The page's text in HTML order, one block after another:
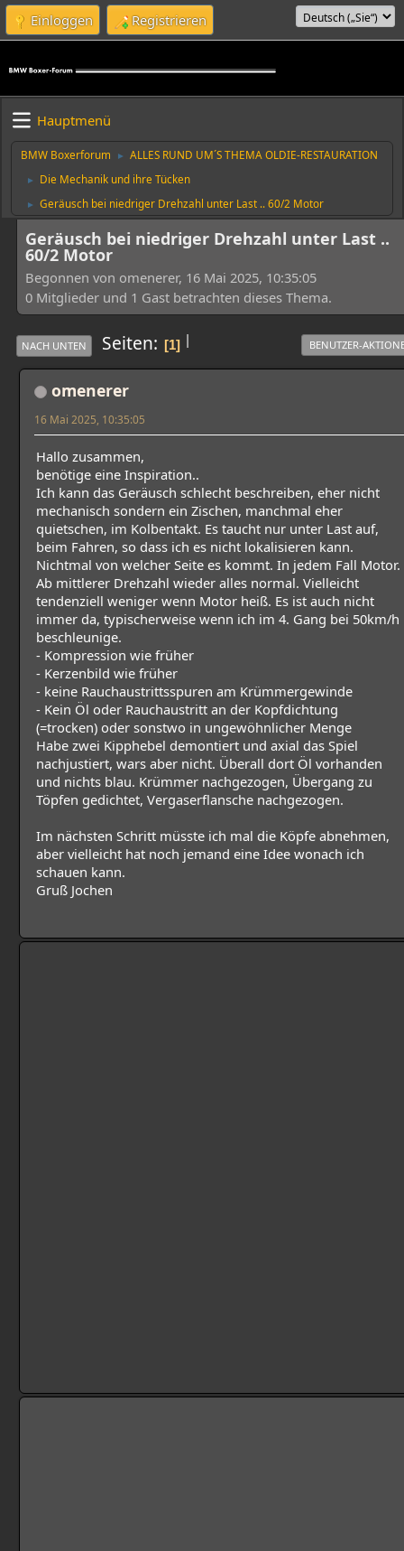
Einloggen Registrieren
Hauptmenü
BMW Boxerforum ► ALLES RUND UM´S THEMA OLDIE-RESTAURATION
► Die Mechanik und ihre Tücken
► Geräusch bei niedriger Drehzahl unter Last .. 60/2 Motor
Geräusch bei niedriger Drehzahl unter Last ..
60/2 Motor
Begonnen von omenerer, 16 Mai 2025, 10:35:05
0 Mitglieder und 1 Gast betrachten dieses Thema.
|
NACH UNTEN Seiten 1 BENUTZER-
omenerer
16 Mai 2025, 10:35:05
Hallo zusammen,
benötige eine Inspiration..
Ich kann das Geräusch schlecht beschreiben, eher nicht
mechanisch sondern ein Zischen, manchmal eher
quietschen, im Kolbentakt. Es taucht nur unter Last auf,
beim Fahren, so dass ich es nicht lokalisieren kann.
Nichtmal von welcher Seite es kommt. In jedem Fall Motor.
Ab mittlerer Drehzahl wieder alles normal. Vielleicht
tendenziell weniger wenn Motor heiß. Es ist auch nicht
immer da, typischerweise wenn ich im 4. Gang bei 50km/h
beschleunige.
- Kompression wie früher
- Kerzenbild wie früher
- keine Rauchaustrittsspuren am Krümmergewinde
- Kein Öl oder Rauchaustritt an der Kopfdichtung
(=trocken) oder sonstwo in ungewöhnlicher Menge
Habe zwei Kipphebel demontiert und axial das Spiel
nachjustiert, wars aber nicht. Überall dort Öl vorhanden
und nichts blau. Krümmer nachgezogen, Übergang zu
Töpfen gedichtet, Vergaserflansche nachgezogen.
Im nächsten Schritt müsste ich mal die Köpfe abnehmen,
aber vielleicht hat noch jemand eine Idee wonach ich
schauen kann.
Gruß Jochen